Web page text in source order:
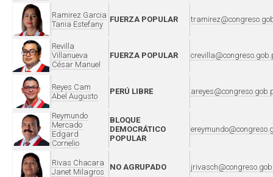
Ramirez Garcia
Tania Estefany
FUERZA POPULAR
Revilla
Villanueva
César Manuel
FUERZA POPULAR
Reyes Cam
Abel Augusto
PERÚ LIBRE
Reymundo
Mercado
Edgard
Cornelio
BLOQUE
DEMOCRÁTICO
POPULAR
Rivas Chacara
Janet Milagros
NO AGRUPADO